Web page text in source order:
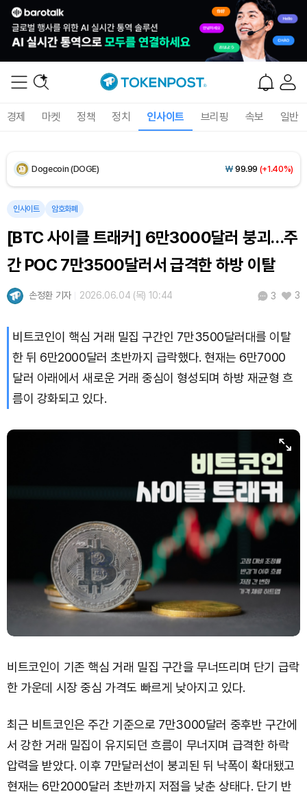
경제 마켓 정책 정치 인사이트 브리핑 속보 일반
XRP (XRP) ₩1,469(+1.06%)
Dogecoin (DOGE) ₩ 99.99 (+1.40%)
Bitcoin (BTC)
인사이트 암호화폐
[BTC 사이클 트래커] 6만3000달러 붕괴…주
간 POC 7만3500달러서 급격한 하방 이탈
손정환 기자 2026.06.04 (목) 10:44 3 3
비트코인이 핵심 거래 밀집 구간인 7만3500달러대를 이탈
한 뒤 6만2000달러 초반까지 급락했다. 현재는 6만7000
달러 아래에서 새로운 거래 중심이 형성되며 하방 재균형 흐
름이 강화되고 있다.
비트코인이 기존 핵심 거래 밀집 구간을 무너뜨리며 단기 급락
한 가운데 시장 중심 가격도 빠르게 낮아지고 있다.
최근 비트코인은 주간 기준으로 7만3000달러 중후반 구간에
서 강한 거래 밀집이 유지되던 흐름이 무너지며 급격한 하락
압력을 받았다. 이후 7만달러선이 붕괴된 뒤 낙폭이 확대됐고
현재는 6만2000달러 초반까지 저점을 낮춘 상태다. 단기 반